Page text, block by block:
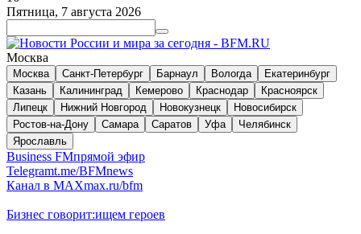
Пятница, 7 августа 2026
Москва
Москва Санкт-Петербург Барнаул Вологда
Екатеринбург
Казань
Калининград Кемерово Краснодар
Красноярск
Липецк
Нижний Новгород Новокузнецк
Новосибирск
Ростов-на-Дону
Самара Саратов Уфа
Челябинск
Ярославль
Business FMпрямой эфир
Telegramt.me/BFMnews
Канал в MAXmax.ru/bfm
Бизнес говорит:ищем героев